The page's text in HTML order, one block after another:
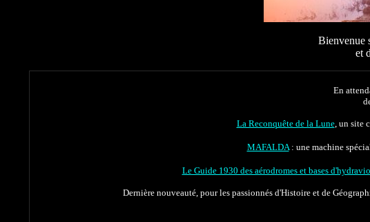
Bienvenue
et
En
La Reconquête de la Lune, un site
MAFALDA: une machine
Le Guide 1930 des aérodromes et bases
Dernière nouveauté, pour les passionnés d'Histoire et de